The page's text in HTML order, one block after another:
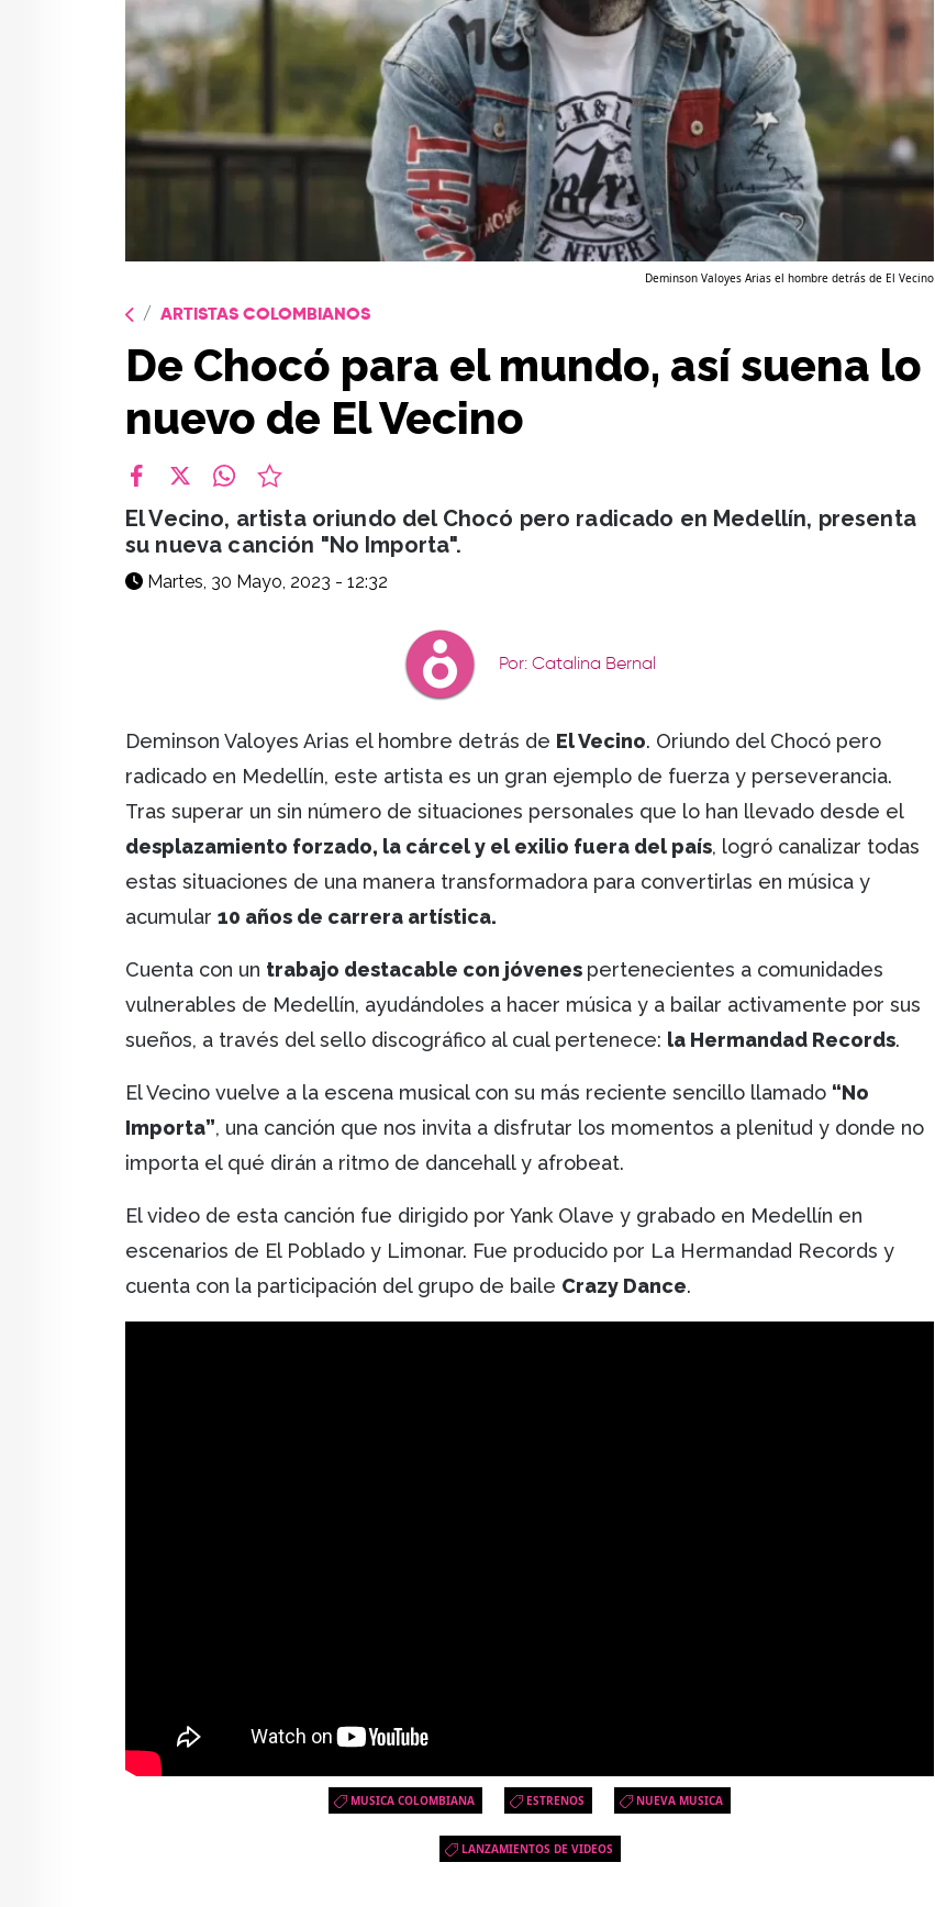
Deminson Valoyes Arias el hombre detrás de El Vecino
ARTISTAS COLOMBIANOS
De Chocó para el mundo, así suena lo
nuevo de El Vecino
El Vecino, artista oriundo del Chocó pero radicado en Medellín, presenta
su nueva canción "No Importa".
Martes, 30 Mayo, 2023 - 12:32
Por: Catalina Bernal
Deminson Valoyes Arias el hombre detrás de El Vecino. Oriundo del Chocó pero
radicado en Medellín, este artista es un gran ejemplo de fuerza y perseverancia.
Tras superar un sin número de situaciones personales que lo han llevado desde el
desplazamiento forzado, la cárcel y el exilio fuera del país, logró canalizar todas
estas situaciones de una manera transformadora para convertirlas en música y
acumular 10 años de carrera artística.
Cuenta con un trabajo destacable con jóvenes pertenecientes a comunidades
vulnerables de Medellín, ayudándoles a hacer música y a bailar activamente por sus
sueños, a través del sello discográfico al cual pertenece: la Hermandad Records.
El Vecino vuelve a la escena musical con su más reciente sencillo llamado “No
Importa”, una canción que nos invita a disfrutar los momentos a plenitud y donde no
importa el qué dirán a ritmo de dancehall y afrobeat.
El video de esta canción fue dirigido por Yank Olave y grabado en Medellín en
escenarios de El Poblado y Limonar. Fue producido por La Hermandad Records y
cuenta con la participación del grupo de baile Crazy Dance.
MUSICA COLOMBIANA ESTRENOS NUEVA MUSICA
LANZAMIENTOS DE VIDEOS